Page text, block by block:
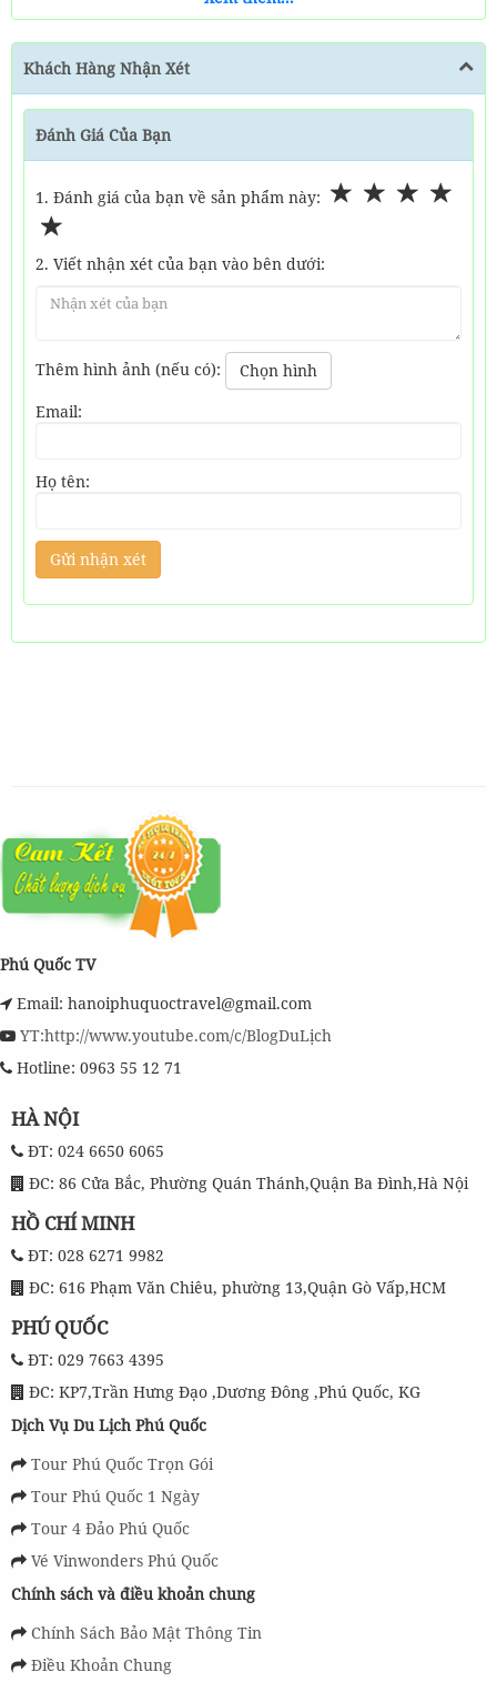
Giá từ: 1,000,000đ
Thuê Tàu Câu Tại Phú Quốc Dịp Tết
Cho thuê xe Tết tại Phú Quốc
2,500,000
450,000
Vé Cáp Treo Hòn Thơm 1 Chiều
350,000
Khách Hàng Nhận Xét
Đánh Giá Của Bạn
1. Đánh giá của bạn về sản phẩm này:
2. Viết nhận xét của bạn vào bên dưới:
Thêm hình ảnh (nếu có):
Chọn hình
Email:
Họ tên:
Phú Quốc TV
Email: hanoiphuquoctravel@gmail.com
YT:http://www.youtube.com/c/BlogDuLịch
Hotline: 0963 55 12 71
HÀ NỘI
ĐT: 024 6650 6065
ĐC: 86 Cửa Bắc, Phường Quán Thánh,Quận Ba Đình,Hà Nội
HỒ CHÍ MINH
ĐT: 028 6271 9982
ĐC: 616 Phạm Văn Chiêu, phường 13,Quận Gò Vấp,HCM
PHÚ QUỐC
ĐT: 029 7663 4395
ĐC: KP7,Trần Hưng Đạo ,Dương Đông ,Phú Quốc, KG
Dịch Vụ Du Lịch Phú Quốc
Tour Phú Quốc Trọn Gói
Tour Phú Quốc 1 Ngày
Tour 4 Đảo Phú Quốc
Vé Vinwonders Phú Quốc
Chính sách và điều khoản chung
Chính Sách Bảo Mật Thông Tin
Điều Khoản Chung